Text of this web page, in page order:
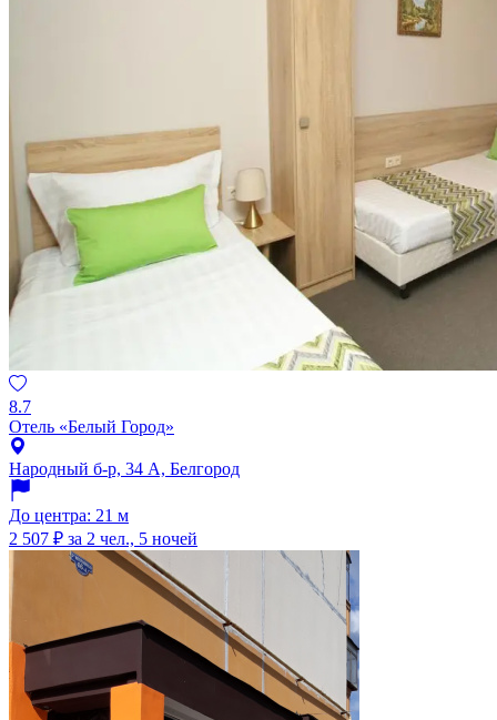
8.7
Отель «Белый Город»
Народный б-р, 34 А, Белгород
До центра: 21 м
2 507 ₽ за 2 чел., 5 ночей